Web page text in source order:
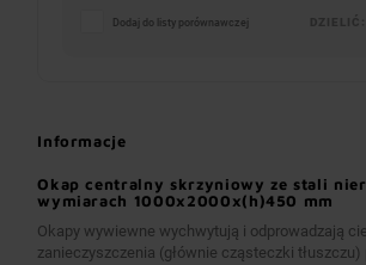
Dodaj do listy porównawczej
Informacje
Okap centralny skrzyniowy ze stali
wymiarach 1000x2000x(h)450 mm
Okapy wywiewne wychwytują i odprowadzają
zanieczyszczenia (głównie cząsteczki